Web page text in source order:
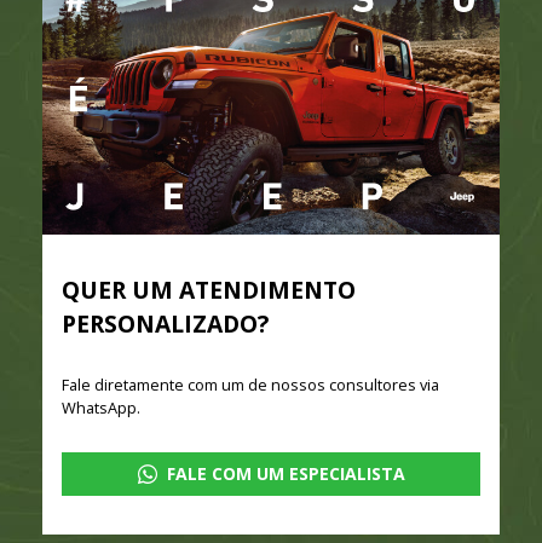
QUER UM ATENDIMENTO
PERSONALIZADO?
Fale diretamente com um de nossos consultores via
WhatsApp.
FALE COM UM ESPECIALISTA